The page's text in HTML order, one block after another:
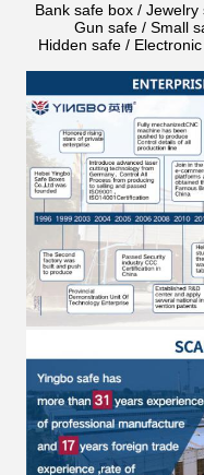
Bank safe box /
Gun safe / Small
Hidden safe /